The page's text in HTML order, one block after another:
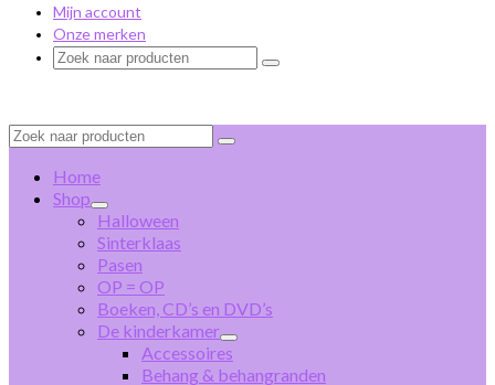
Mijn account
Onze merken
Zoek
Zoek
Home
Shop
Halloween
Sinterklaas
Pasen
OP = OP
Boeken, CD’s en DVD’s
De kinderkamer
Accessoires
Behang & behangranden